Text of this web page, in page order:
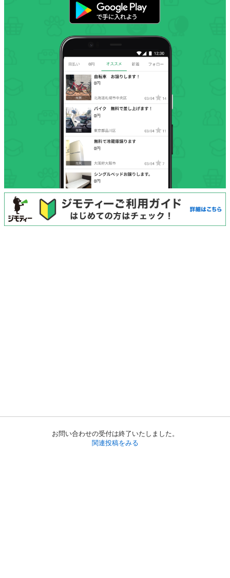
お問い合わせの受付は終了いたしました。
関連投稿をみる